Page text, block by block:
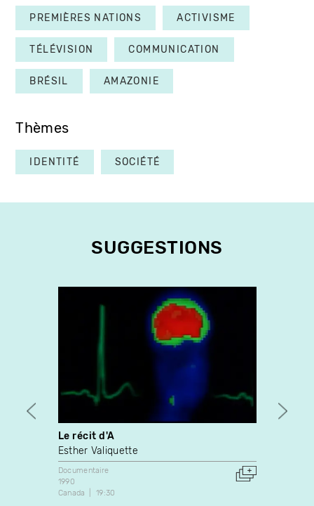
PREMIÈRES NATIONS ACTIVISME
TÉLÉVISION COMMUNICATION
BRÉSIL AMAZONIE
Thèmes
IDENTITÉ SOCIÉTÉ
SUGGESTIONS
Le récit d'A
Esther Valiquette
Documentaire
1990
Canada
19:30